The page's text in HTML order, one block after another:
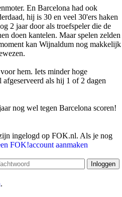
En Barcelona had ook
hij is 30 en veel 30'ers haken
2 jaar door als troefspeler die de
doen kantelen. Maar spelen zelden
kan Wijnaldum nog makkelijk
hem. Iets minder hoge
als hij 1 of 2 dagen
nog wel tegen Barcelona scoren!
ingelogd op FOK.nl. Als je nog
FOK!account aanmaken
.